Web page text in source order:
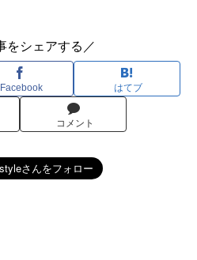
をシェアする／
Facebook はてブ
コメント